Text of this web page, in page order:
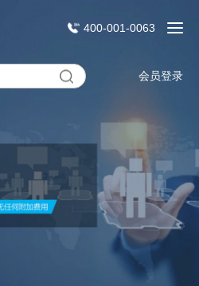
400-001-0063
会员登录